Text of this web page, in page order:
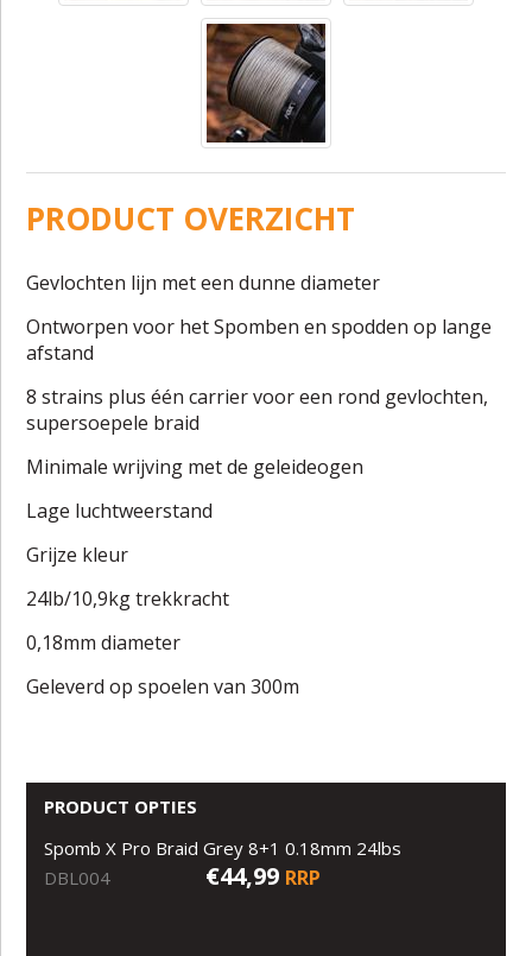
PRODUCT OVERZICHT
Gevlochten lijn met een dunne diameter
Ontworpen voor het Spomben en spodden op lange
afstand
8 strains plus één carrier voor een rond gevlochten,
supersoepele braid
Minimale wrijving met de geleideogen
Lage luchtweerstand
Grijze kleur
24lb/10,9kg trekkracht
0,18mm diameter
Geleverd op spoelen van 300m
PRODUCT OPTIES
Spomb X Pro Braid Grey 8+1 0.18mm 24lbs
DBL004
€44,99 RRP